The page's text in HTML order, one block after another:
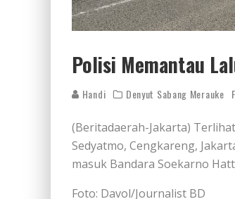
Polisi Memantau
Handi Denyut Sabang Merauke
(Beritadaerah-Jakarta)
Sedyatmo, Cengkareng,
masuk Bandara Soekarno
Foto: Davol/Journalist BD